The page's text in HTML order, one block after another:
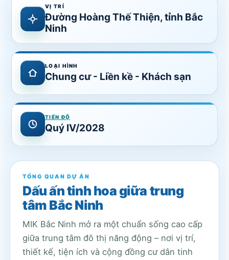
VỊ TRÍ
Đường Hoàng Thế Thiện, tỉnh Bắc
Ninh
LOẠI HÌNH
Chung cư - Liền kề - Khách sạn
TIẾN ĐỘ
Quý IV/2028
TỔNG QUAN DỰ ÁN
Dấu ấn tinh hoa giữa trung
tâm Bắc Ninh
MIK Bắc Ninh mở ra một chuẩn sống cao cấp
giữa trung tâm đô thị năng động – nơi vị trí,
thiết kế, tiện ích và cộng đồng cư dân tinh